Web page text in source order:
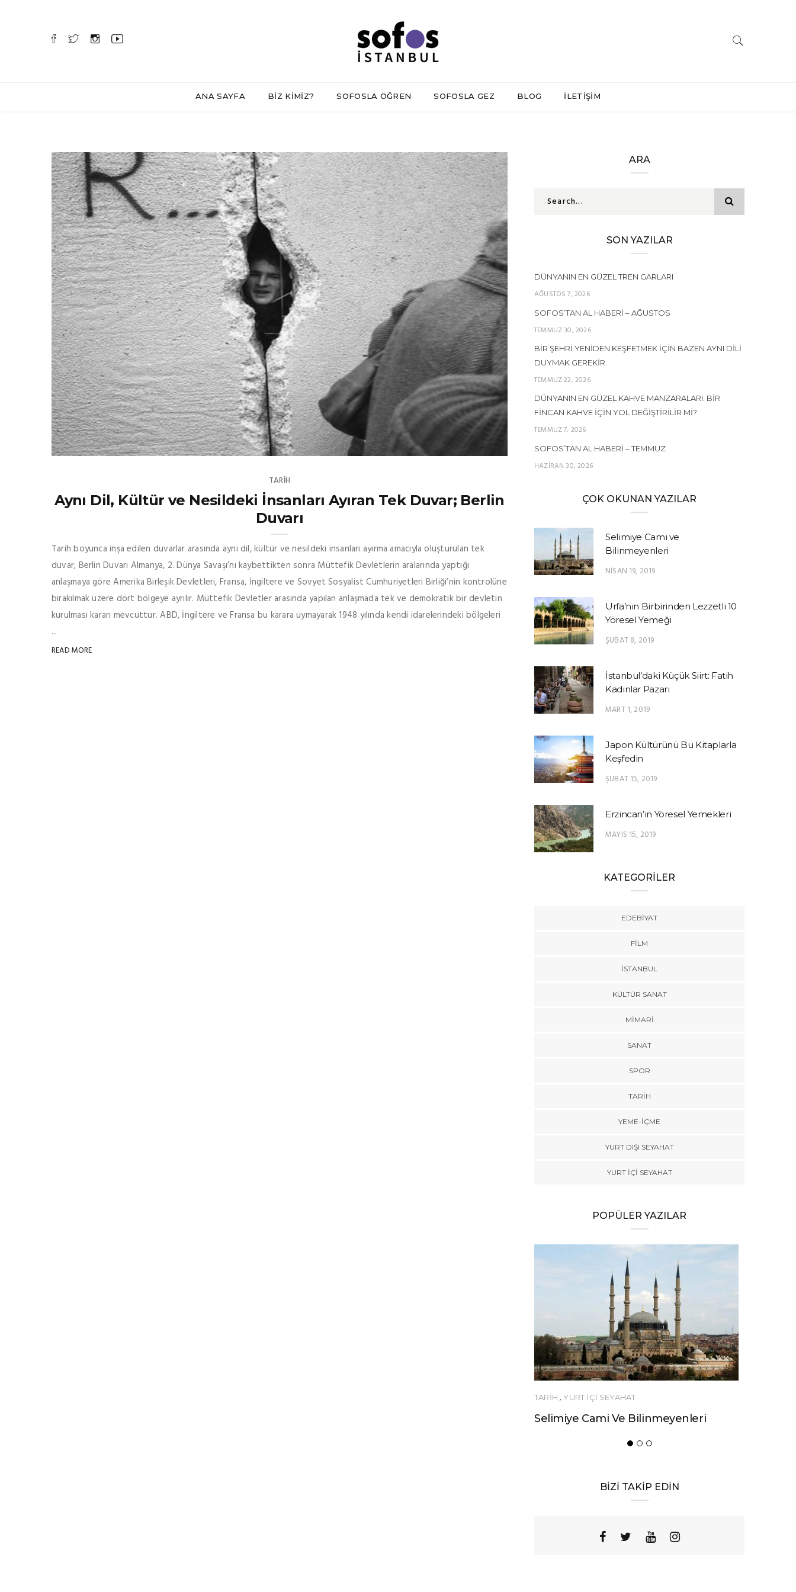
ANA SAYFA BİZ KİMİZ? SOFOSLA ÖĞREN SOFOSLA GEZ BLOG İLETİŞİM
TARİH
Aynı Dil, Kültür ve Nesildeki İnsanları Ayıran Tek Duvar; Berlin
Duvarı
Tarih boyunca inşa edilen duvarlar arasında aynı dil, kültür ve nesildeki insanları ayırma amacıyla oluşturulan tek
duvar; Berlin Duvarı Almanya, 2. Dünya Savaşı’nı kaybettikten sonra Müttefik Devletlerin aralarında yaptığı
anlaşmaya göre Amerika Birleşik Devletleri, Fransa, İngiltere ve Sovyet Sosyalist Cumhuriyetleri Birliği’nin kontrolüne
bırakılmak üzere dört bölgeye ayrılır. Müttefik Devletler arasında yapılan anlaşmada tek ve demokratik bir devletin
kurulması kararı mevcuttur. ABD, İngiltere ve Fransa bu karara uymayarak 1948 yılında kendi idarelerindeki bölgeleri
...
READ MORE
ARA
SON YAZILAR
DÜNYANIN EN GÜZEL TREN GARLARI
AĞUSTOS 7, 2026
SOFOS’TAN AL HABERI – AĞUSTOS
TEMMUZ 30, 2026
BIR ŞEHRI YENIDEN KEŞFETMEK İÇIN BAZEN AYNI DILI
DUYMAK GEREKIR
TEMMUZ 22, 2026
DÜNYANIN EN GÜZEL KAHVE MANZARALARI: BIR
FINCAN KAHVE İÇIN YOL DEĞIŞTIRILIR MI?
TEMMUZ 7, 2026
SOFOS’TAN AL HABERI – TEMMUZ
HAZIRAN 30, 2026
ÇOK OKUNAN YAZILAR
Selimiye Cami ve
Bilinmeyenleri
NISAN 19, 2019
Urfa’nın Birbirinden Lezzetli 10
Yöresel Yemeği
ŞUBAT 8, 2019
İstanbul’daki Küçük Siirt: Fatih
Kadınlar Pazarı
MART 1, 2019
Japon Kültürünü Bu Kitaplarla
Keşfedin
ŞUBAT 15, 2019
Erzincan’ın Yöresel Yemekleri
MAYIS 15, 2019
KATEGORİLER
EDEBIYAT
FILM
İSTANBUL
KÜLTÜR SANAT
MIMARI
SANAT
SPOR
TARİH
YEME-İÇME
YURT DIŞI SEYAHAT
YURT İÇİ SEYAHAT
POPÜLER YAZILAR
TARİH,YURT İÇİ SEYAHAT
Selimiye Cami Ve Bilinmeyenleri
BİZİ TAKİP EDİN